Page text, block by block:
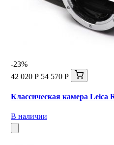
-23%
42 020 Р 54 570 Р
Классическая камера Leica
В наличии